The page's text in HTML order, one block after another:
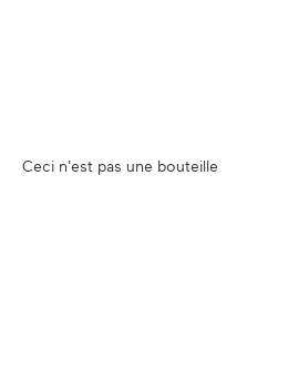
Ceci n'est pas une bouteille